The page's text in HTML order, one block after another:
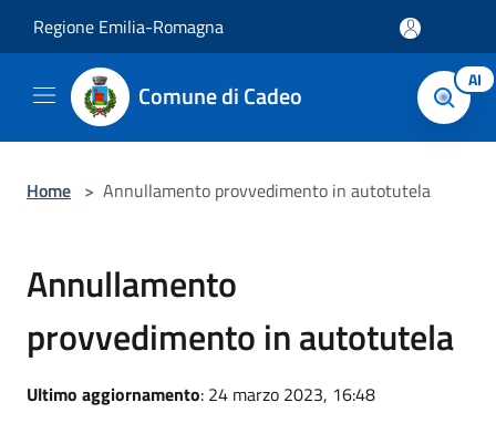
Regione Emilia-Romagna
Comune di Cadeo AI
Home > Annullamento provvedimento in autotutela
Annullamento
provvedimento in autotutela
Ultimo aggiornamento: 24 marzo 2023, 16:48